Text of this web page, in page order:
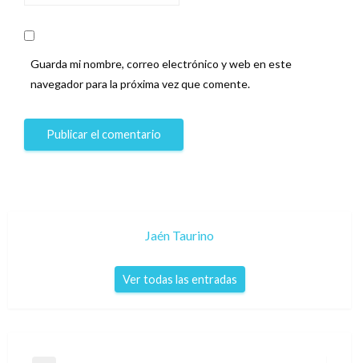
Guarda mi nombre, correo electrónico y web en este
navegador para la próxima vez que comente.
Jaén Taurino
Ver todas las entradas